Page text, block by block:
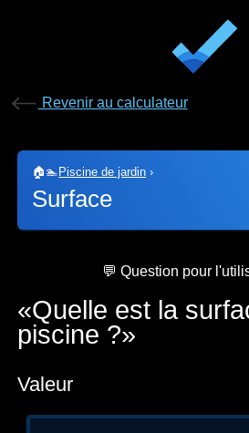
Revenir au calculateur
🏠🏊 Piscine de jardin ›
Surface
💬 Question pour
Quelle est la
piscine ?
Valeur